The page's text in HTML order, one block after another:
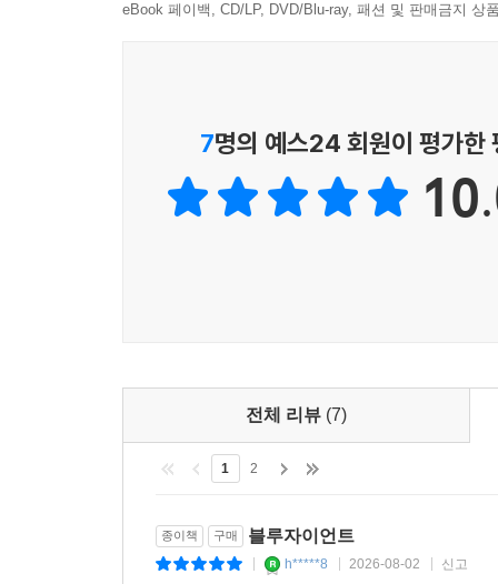
eBook 페이백, CD/LP, DVD/Blu-ray, 패션 및 판매금지 상
7명의 예스24 회원이 평가한
전체 리뷰 (7)
1 2
종이책 구매 블루자이언트
h*****8 2026-08-02 신고